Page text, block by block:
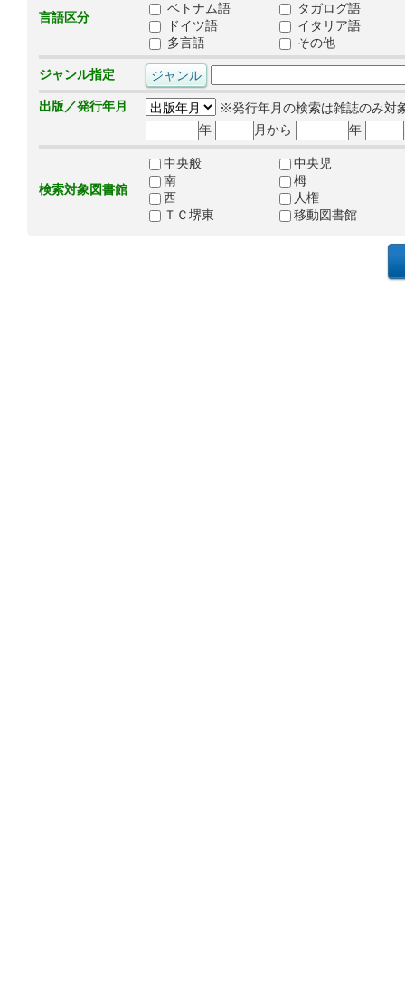
言語区分
ベトナム語
タガログ語
ドイツ語
イタリア語
多言語
その他
ジャンル指定
出版／発行年月
※発行年月の検索は雑誌のみ対
年
月から 年
検索対象図書館
中央般
中央児
南
栂
西
人権
ＴＣ堺東
移動図書館